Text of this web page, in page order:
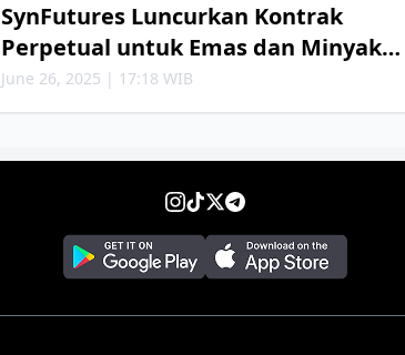
SynFutures Luncurkan Kontrak
Perpetual untuk Emas dan Minyak
Bumi
June 26, 2025 | 17:18 WIB